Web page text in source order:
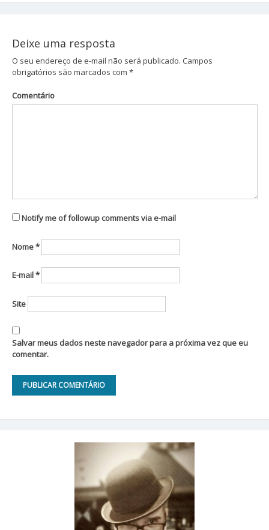
de
Deixe uma resposta
O seu endereço de e-mail não será publicado. Campos
obrigatórios são marcados com *
Comentário
Notify me of followup comments via e-mail
Nome*
E-mail*
Site
Salvar meus dados neste navegador para a próxima vez que eu
comentar.